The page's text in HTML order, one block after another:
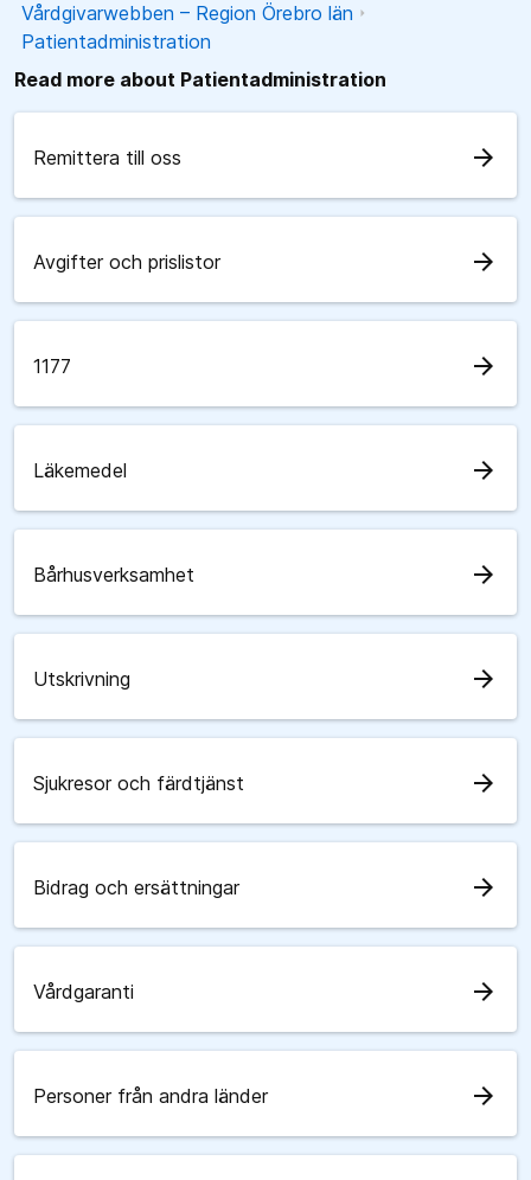
Vårdgivarwebben – Region Örebro län
Patientadministration
Read more about Patientadministration
Remittera till oss arrow_forward
Avgifter och prislistor arrow_forward
1177 arrow_forward
Läkemedel arrow_forward
Bårhusverksamhet arrow_forward
Utskrivning arrow_forward
Sjukresor och färdtjänst arrow_forward
Bidrag och ersättningar arrow_forward
Vårdgaranti arrow_forward
Personer från andra länder arrow_forward